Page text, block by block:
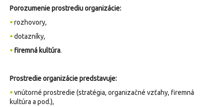
Porozumenie prostrediu organizácie:
•rozhovory,
•dotazníky,
• firemná kultúra.
Prostredie organizácie predstavuje:
•vnútorné prostredie (stratégia, organizačné vzťahy, firemná
kultúra a pod.),